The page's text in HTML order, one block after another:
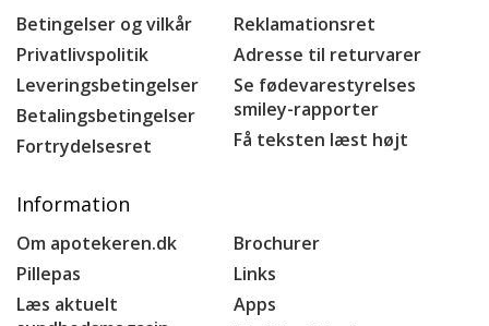
Betingelser og vilkår
Privatlivspolitik
Leveringsbetingelser
Betalingsbetingelser
Fortrydelsesret
Reklamationsret
Adresse til returvarer
Se fødevarestyrelses
smiley-rapporter
Få teksten læst højt
Information
Om apotekeren.dk
Pillepas
Læs aktuelt
Brochurer
Links
Apps